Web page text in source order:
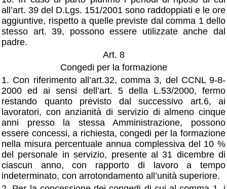
all’art. 39 del D.Lgs. 151/2001 sono raddoppiati e le ore
aggiuntive, rispetto a quelle previste dal comma 1 dello
stesso art. 39, possono essere utilizzate anche dal
padre.
Art. 8
Congedi per la formazione
1. Con riferimento all’art.32, comma 3, del CCNL 9-8-
2000 ed ai sensi dell’art. 5 della L.53/2000, fermo
restando quanto previsto dal successivo art.6, ai
lavoratori, con anzianità di servizio di almeno cinque
anni presso la stessa Amministrazione, possono
essere concessi, a richiesta, congedi per la formazione
nella misura percentuale annua complessiva del 10 %
del personale in servizio, presente al 31 dicembre di
ciascun anno, con rapporto di lavoro a tempo
indeterminato, con arrotondamento all’unità superiore.